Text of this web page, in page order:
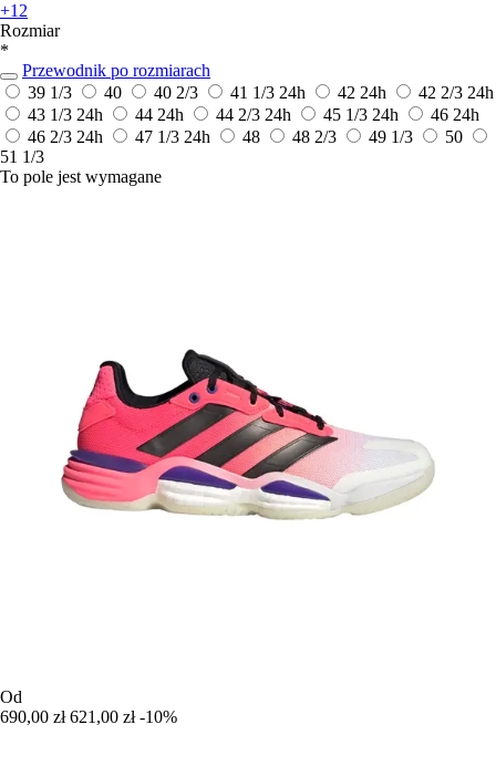
+12
Rozmiar
*
Przewodnik po rozmiarach
39 1/3
40 40 2/3 41 1/3 24h 42 24h 42 2/3 24h
43 1/3 24h 44 24h 44 2/3 24h 45 1/3 24h 46 24h
46 2/3 24h 47 1/3 24h 48 48 2/3 49 1/3
50
51 1/3
To pole jest wymagane
Od
690,00 zł 621,00 zł -10%